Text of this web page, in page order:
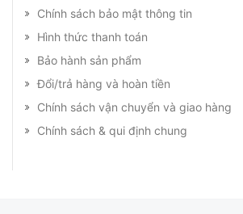
Chính sách bảo mật thông tin
Hình thức thanh toán
Bảo hành sản phẩm
Đổi/trả hàng và hoàn tiền
Chính sách vận chuyển và giao hàng
Chính sách & qui định chung